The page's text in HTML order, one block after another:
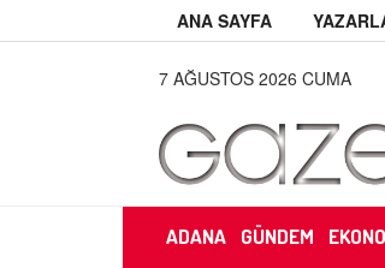
ANA SAYFA
7 AĞUSTOS 2026 CUMA
ADANA GÜNDEM